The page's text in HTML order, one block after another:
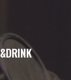
&DRINK